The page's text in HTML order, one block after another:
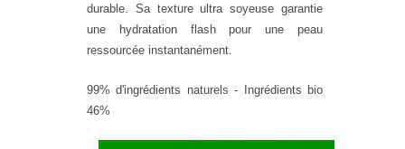
durable. Sa texture ultra soyeuse garantie
une hydratation flash pour une peau
ressourcée instantanément.
99% d'ingrédients naturels - Ingrédients bio
46%